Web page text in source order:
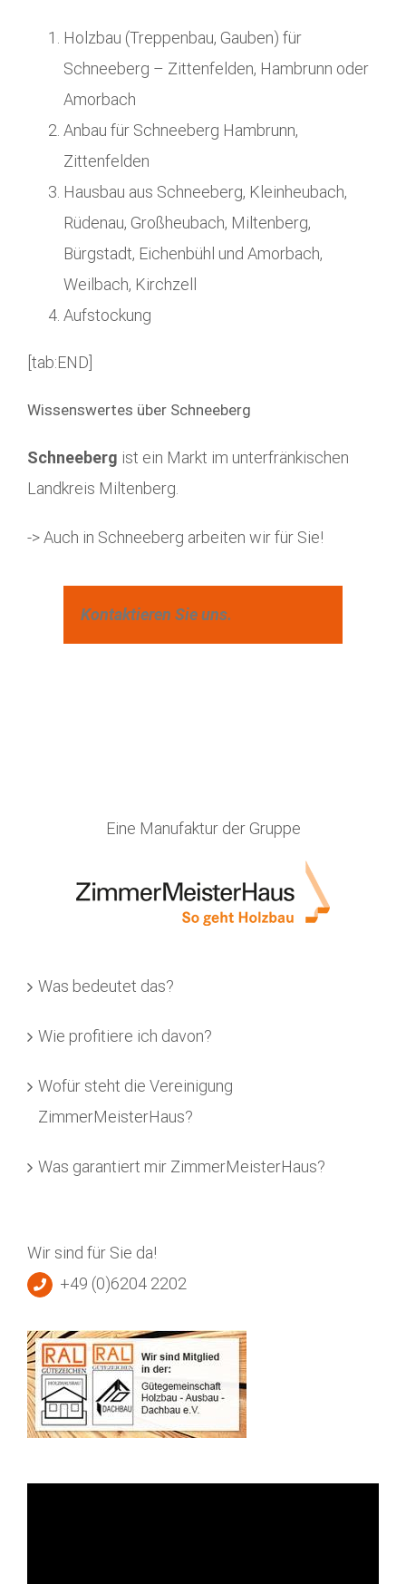
Holzbau (Treppenbau, Gauben) für
Schneeberg – Zittenfelden, Hambrunn oder
Amorbach
Anbau für Schneeberg Hambrunn,
Zittenfelden
Hausbau aus Schneeberg, Kleinheubach,
Rüdenau, Großheubach, Miltenberg,
Bürgstadt, Eichenbühl und Amorbach,
Weilbach, Kirchzell
Aufstockung
[tab:END]
Wissenswertes über Schneeberg
Schneeberg ist ein Markt im unterfränkischen
Landkreis Miltenberg.
-> Auch in Schneeberg arbeiten wir für Sie!
Kontaktieren Sie uns.
Eine Manufaktur der Gruppe
Was bedeutet das?
Wie profitiere ich davon?
Wofür steht die Vereinigung
ZimmerMeisterHaus?
Was garantiert mir ZimmerMeisterHaus?
Wir sind für Sie da!
+49 (0)6204 2202